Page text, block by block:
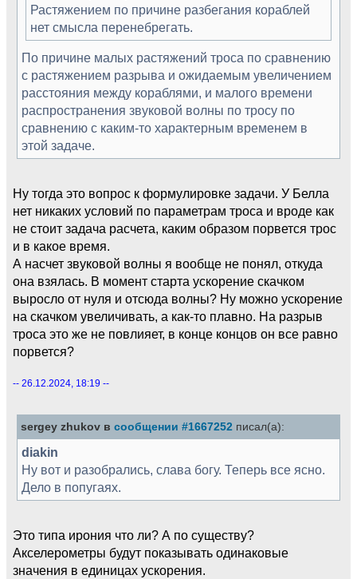
Растяжением по причине разбегания кораблей
нет смысла перенебрегать.
По причине малых растяжений троса по сравнению
с растяжением разрыва и ожидаемым увеличением
расстояния между кораблями, и малого времени
распространения звуковой волны по тросу по
сравнению с каким-то характерным временем в
этой задаче.
Ну тогда это вопрос к формулировке задачи. У Белла
нет никаких условий по параметрам троса и вроде как
не стоит задача расчета, каким образом порвется трос
и в какое время.
А насчет звуковой волны я вообще не понял, откуда
она взялась. В момент старта ускорение скачком
выросло от нуля и отсюда волны? Ну можно ускорение
на скачком увеличивать, а как-то плавно. На разрыв
троса это же не повлияет, в конце концов он все равно
порвется?
-- 26.12.2024, 18:19 --
sergey zhukov в сообщении #1667252 писал(а):
diakin
Ну вот и разобрались, слава богу. Теперь все ясно.
Дело в попугаях.
Это типа ирония что ли? А по существу?
Акселерометры будут показывать одинаковые
значения в единицах ускорения.